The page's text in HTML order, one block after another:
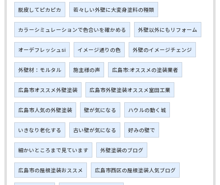
脱皮してピカピカ 若々しい外壁に大変身塗料の種類
カラーシミュレーションで色合いを確かめる 外壁以外にもリフォーム
オーデフレッシュsi イメージ通りの色 外壁のイメージチェンジ
外壁材：モルタル 施主様の声 広島市:オススメの塗装業者
広島市オススメ外壁塗装 広島市外壁塗装オススメ室田工業
広島市人気の外壁塗装 壁が気になる ハウルの動く城
いきなり老化する 古い壁が気になる 好みの壁で
細かいところまで見ています 外壁塗装のブログ
広島市の屋根塗装おススメ 広島市西区の屋根塗装人気ブログ